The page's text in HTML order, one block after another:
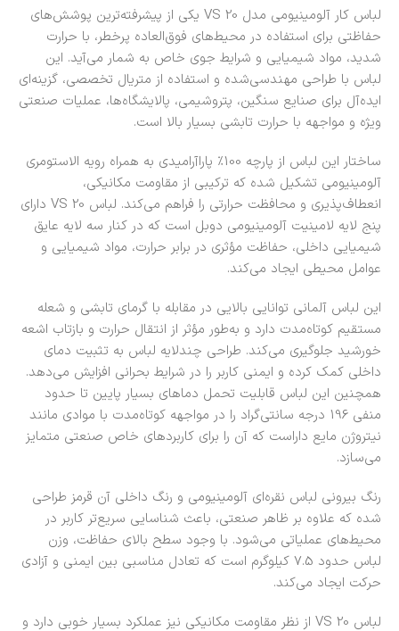
لباس کار آلومینیومی مدل VS 20 یکی از پیشرفته‌ترین پوشش‌های
حفاظتی برای استفاده در محیط‌های فوق‌العاده پرخطر، با حرارت
شدید، مواد شیمیایی و شرایط جوی خاص به شمار می‌آید. این
لباس با طراحی مهندسی‌شده و استفاده از متریال تخصصی، گزینه‌ای
ایده‌آل برای صنایع سنگین، پتروشیمی، پالایشگاه‌ها، عملیات صنعتی
ویژه و مواجهه با حرارت تابشی بسیار بالا است.
ساختار این لباس از پارچه 100٪ پاراآرامیدی به همراه رویه الاستومری
آلومینیومی تشکیل شده که ترکیبی از مقاومت مکانیکی،
انعطاف‌پذیری و محافظت حرارتی را فراهم می‌کند. لباس VS 20 دارای
پنج لایه لامینیت آلومینیومی دوبل است که در کنار سه لایه عایق
شیمیایی داخلی، حفاظت مؤثری در برابر حرارت، مواد شیمیایی و
عوامل محیطی ایجاد می‌کند.
این لباس آلمانی توانایی بالایی در مقابله با گرمای تابشی و شعله
مستقیم کوتاه‌مدت دارد و به‌طور مؤثر از انتقال حرارت و بازتاب اشعه
خورشید جلوگیری می‌کند. طراحی چندلایه لباس به تثبیت دمای
داخلی کمک کرده و ایمنی کاربر را در شرایط بحرانی افزایش می‌دهد.
همچنین این لباس قابلیت تحمل دماهای بسیار پایین تا حدود
منفی 196 درجه سانتی‌گراد را در مواجهه کوتاه‌مدت با موادی مانند
نیتروژن مایع داراست که آن را برای کاربردهای خاص صنعتی متمایز
می‌سازد.
رنگ بیرونی لباس نقره‌ای آلومینیومی و رنگ داخلی آن قرمز طراحی
شده که علاوه بر ظاهر صنعتی، باعث شناسایی سریع‌تر کاربر در
محیط‌های عملیاتی می‌شود. با وجود سطح بالای حفاظت، وزن
لباس حدود 7.5 کیلوگرم است که تعادل مناسبی بین ایمنی و آزادی
حرکت ایجاد می‌کند.
لباس VS 20 از نظر مقاومت مکانیکی نیز عملکرد بسیار خوبی دارد و